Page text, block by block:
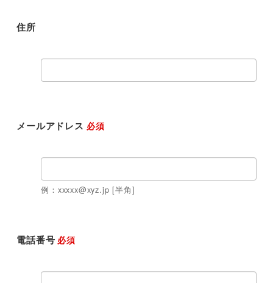
住所
メールアドレス 必須
例：xxxxx@xyz.jp [半角]
電話番号 必須